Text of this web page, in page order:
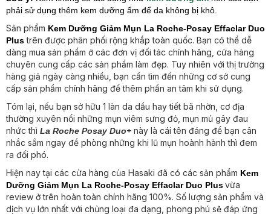
phải sử dụng thêm kem dưỡng ẩm để da không bị khô.
Sản phẩm Kem Dưỡng Giảm Mụn La Roche-Posay Effaclar Duo
Plustrên được phân phối rộng khắp toàn quốc. Bạn có thể dễ
dàng mua sản phẩm ở các đơn vị đối tác chính hãng, cửa hàng
chuyên cung cấp các sản phẩm làm đẹp. Tuy nhiên với thị trường
hàng giả ngày càng nhiều, bạn cần tìm đến những cơ sở cung
cấp sản phẩm chính hãng để thêm phần an tâm khi sử dụng.
Tóm lại, nếu bạn sở hữu 1 làn da dầu hay tiết bã nhờn, cơ địa
thường xuyên nổi những mụn viêm sưng đỏ, mụn mủ gây đau
nhức thì La Roche Posay Duo+ này là cái tên đáng để bạn cân
nhắc sắm ngay đề phòng những khi lũ mụn hoành hành thì đem
ra đối phó.
Hiện nay tại các cửa hàng của Hasaki đã có các sản phẩm Kem
Dưỡng Giảm Mụn La Roche-Posay Effaclar Duo Plusvừa
review ở trên hoàn toàn chính hãng 100%. Số lượng sản phẩm và
dịch vụ lớn nhất với chủng loại đa dạng, phong phú sẽ đáp ứng